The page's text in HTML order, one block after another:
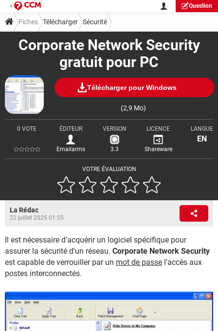
Question
Corporate Network Security
gratuit pour PC
Télécharger pour Windows
(2,9 Mo)
VOTRE ÉVALUATION
0 VOTE ÉDITEUR
Emailarms
VERSION
3.3
LICENCE
Shareware
LANGUE
EN
Fiches Télécharger Sécurité
La Rédac
22 juillet 2025 01:55
Il est nécessaire d'acquérir un logiciel spécifique pour
assurer la sécurité d'un réseau. Corporate Network Security
est capable de verrouiller par un mot de passe l'accès aux
postes interconnectés.